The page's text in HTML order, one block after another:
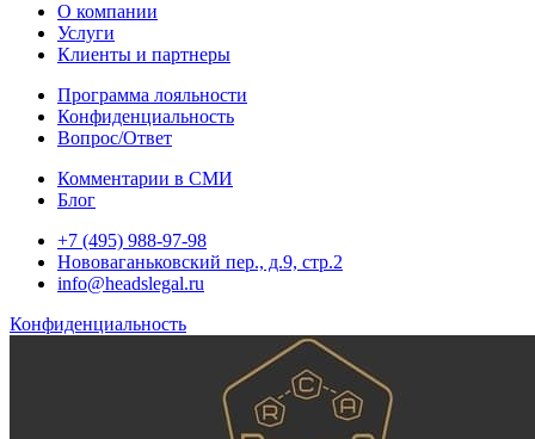
О компании
Услуги
Клиенты и партнеры
Программа лояльности
Конфиденциальность
Вопрос/Ответ
Комментарии в СМИ
Блог
+7 (495) 988-97-98
Нововаганьковский пер., д.9, стр.2
info@headslegal.ru
Конфиденциальность